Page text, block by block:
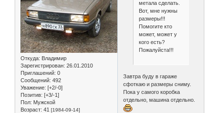
Откуда: Владимир
Зарегистрирован: 26.01.2010
Приглашений: 0
Сообщений: 492
Уважение: [+2/-0]
Позитив: [+3/-1]
Пол: Мужской
Возраст: 41 [1984-09-14]
метала сделать.
Вот, мне нужны
размеры!!!
Помогите кто
может, может у
кого есть?
Пожалуйста!!!
Завтра буду в гараже
сфоткаю и размеры сниму.
Пока у самого коробка
отдельно, машина отдельно.